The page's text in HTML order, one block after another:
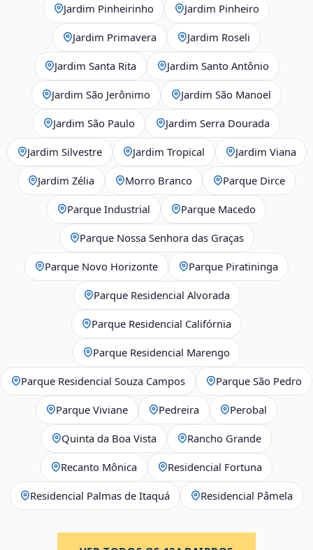
Jardim Pinheirinho Jardim Pinheiro
Jardim Primavera Jardim Roseli
Jardim Santa Rita Jardim Santo Antônio
Jardim São Jerônimo Jardim São Manoel
Jardim São Paulo Jardim Serra Dourada
Jardim Silvestre Jardim Tropical Jardim Viana
Jardim Zélia Morro Branco Parque Dirce
Parque Industrial Parque Macedo
Parque Nossa Senhora das Graças
Parque Novo Horizonte Parque Piratininga
Parque Residencial Alvorada
Parque Residencial Califórnia
Parque Residencial Marengo
Parque Residencial Souza Campos Parque São Pedro
Parque Viviane Pedreira Perobal
Quinta da Boa Vista Rancho Grande
Recanto Mônica Residencial Fortuna
Residencial Palmas de Itaquá Residencial Pâmela